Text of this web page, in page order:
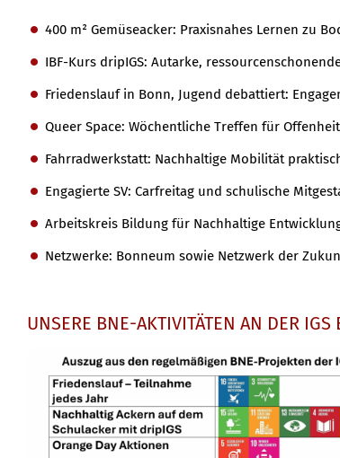
400 m² Gemüseacker: Praxisnahes Lernen zu
IBF-Kurs dripIGS: Autarke,
Friedenslauf in Bonn, Jugend debattiert:
Queer Space: Wöchentliche Treffen für
Fahrradwerkstatt: Nachhaltige Mobilität
Engagierte SV: Carfreitag und schulische
Arbeitskreis Bildung für Nachhaltige
Netzwerke: Bonneum sowie Netzwerk der
UNSERE BNE-AKTIVITÄTEN AN DER